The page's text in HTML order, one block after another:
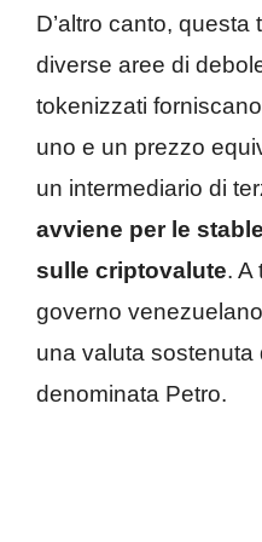
D’altro canto,
diverse aree di
tokenizzati
uno e un prezzo
un intermediario di
avviene per le
sulle criptovalute. A
governo
una valuta sostenuta
denominata Petro.